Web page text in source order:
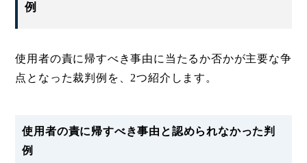
例
使用者の責に帰すべき事由に当たるか否かが主要な争
点となった裁判例を、2つ紹介します。
使用者の責に帰すべき事由と認められなかった判
例